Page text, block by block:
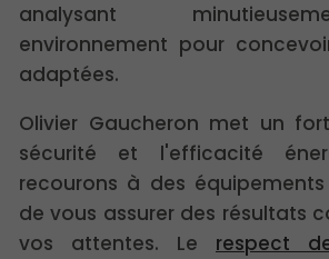
analysant
environnement pour
adaptées.
Olivier Gaucheron met un
sécurité et l'efficacité
recourons à des
de vous assurer des résultats
vos attentes. Le respect